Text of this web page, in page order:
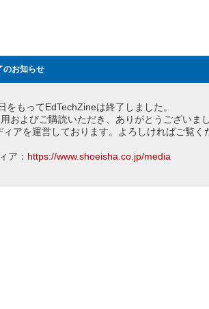
のお知らせ
をもってEdTechZineは終了しました。
およびご購読いただき、ありがとうございまし
アを運営しております。よろしければご覧く
ア： https://www.shoeisha.co.jp/media